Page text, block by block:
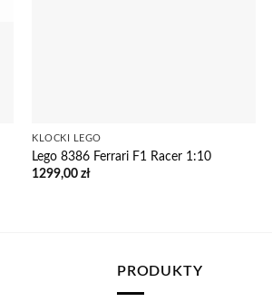
KLOCKI LEGO
Lego 8386 Ferrari F1 Racer 1:10
1299,00zł
PRODUKTY